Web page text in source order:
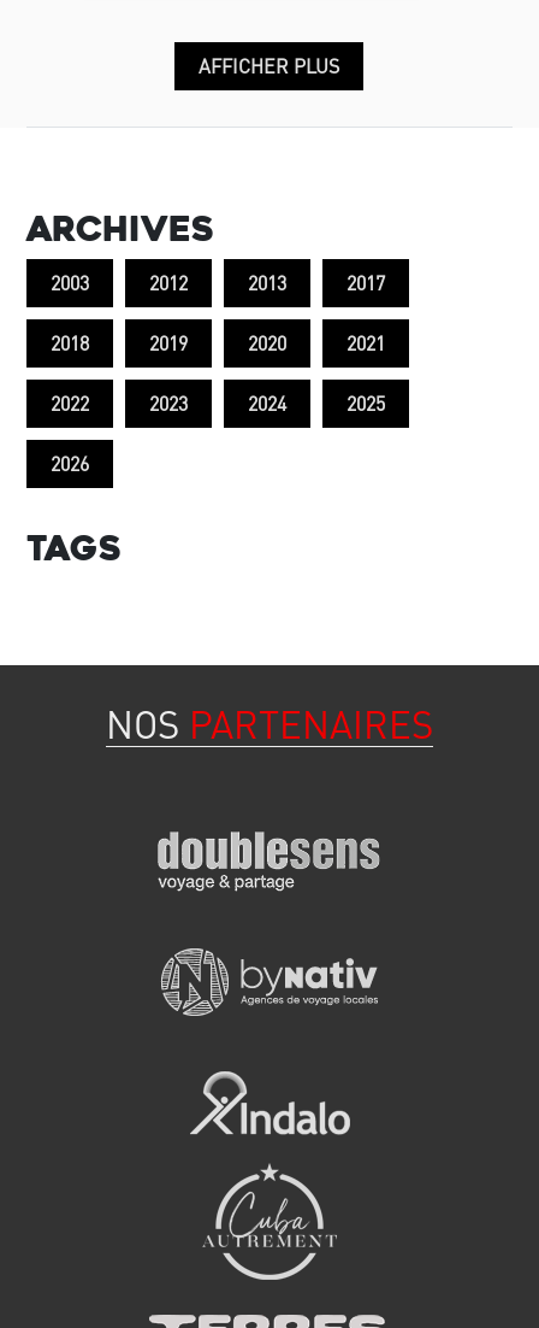
AFFICHER PLUS
Archives
2003 2012 2013 2017
2018 2019 2020 2021
2022 2023 2024 2025
2026
Tags
NOS PARTENAIRES